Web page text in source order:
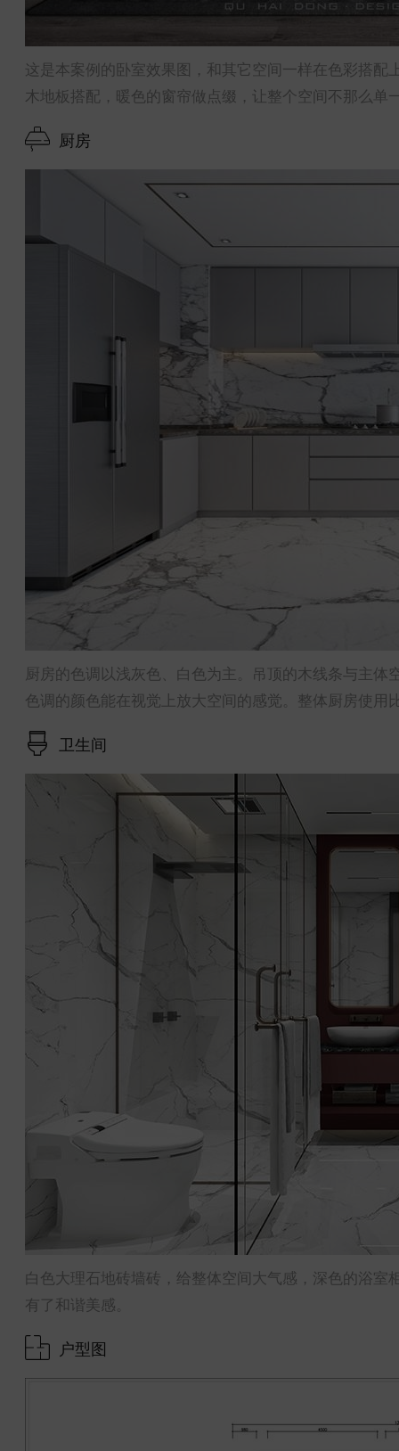
这是本案例的卧室效果图，和其它空间一样在色彩搭
木地板搭配，暖色的窗帘做点缀，让整个空间不那么单
厨房
厨房的色调以浅灰色、白色为主。吊顶的木线条与主
色调的颜色能在视觉上放大空间的感觉。整体厨房使用
卫生间
白色大理石地砖墙砖，给整体空间大气感，深色的浴
有了和谐美感。
户型图